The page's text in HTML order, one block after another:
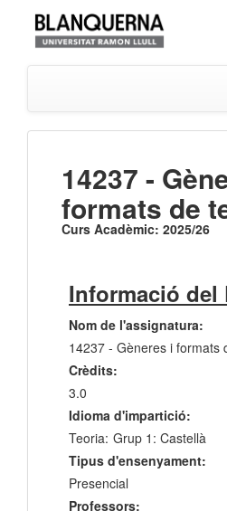
14237 -
formats de
Curs Acadèmic: 2025/26
Informació del
Nom de l'assignatura:
14237 - Gèneres i formats
Crèdits:
3.0
Idioma d'impartició:
Teoria: Grup 1: Castellà
Tipus d'ensenyament:
Presencial
Professors: